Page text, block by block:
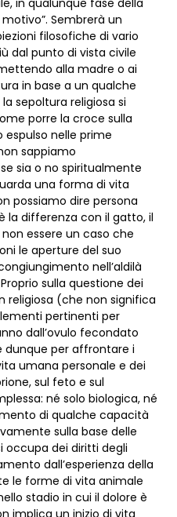
in qualunque fase della
Sembrerà un
filosofiche di vario
dal punto di vista civile
alla madre o ai
in base a un qualche
sepoltura religiosa si
porre la croce sulla
nelle prime
sappiamo
sia o no spiritualmente
una forma di vita
possiamo dire persona
la differenza con il gatto, il
essere un caso che
le aperture del suo
nell’aldilà
sulla questione dei
religiosa (che non significa
pertinenti per
dall’ovulo fecondato
dunque per affrontare i
umana personale e dei
sul feto e sul
né solo biologica, né
di qualche capacità
sulla base delle
occupa dei diritti degli
dall’esperienza della
le forme di vita animale
stadio in cui il dolore è